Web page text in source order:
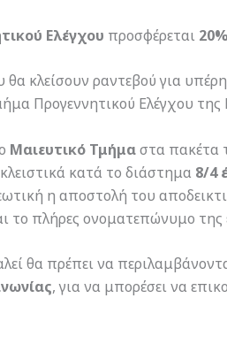
Ελέγχου προσφέρεται
θα κλείσουν ραντεβού για
Προγεννητικού Ελέγχου της
Μαιευτικό Τμήμαστα πακέτα
κατά το διάστημα 8/4
η αποστολή του
το πλήρες ονοματεπώνυμο της
θα πρέπει να
, για να μπορέσει να